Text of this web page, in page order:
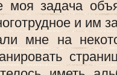
моя задача
и им
мне на